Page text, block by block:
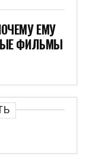
ЕМУ
ФИЛЬМЫ